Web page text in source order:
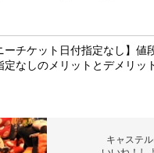
ーチケット日付指定なし】値
定なしのメリットとデメリッ
キャステ